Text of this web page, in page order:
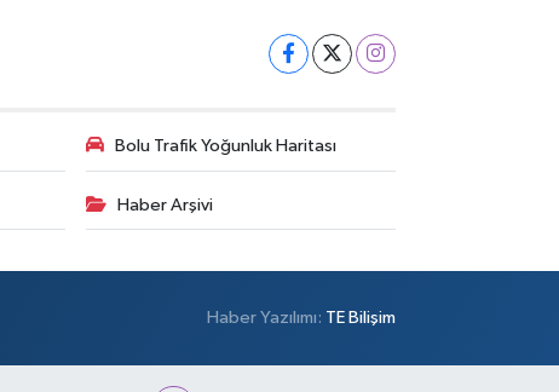
Bolu Trafik Yoğunluk Haritası
Haber Arşivi
Haber Yazılımı: TE Bilişim